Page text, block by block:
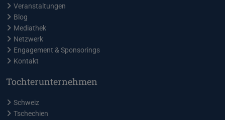
Veranstaltungen
Blog
Mediathek
Netzwerk
Engagement & Sponsorings
Kontakt
Tochterunternehmen
Schweiz
Tschechien